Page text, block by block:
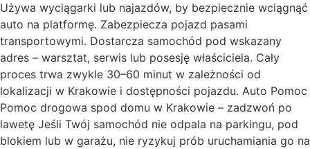
Używa wyciągarki lub najazdów, by bezpiecznie wciągnąć
auto na platformę. Zabezpiecza pojazd pasami
transportowymi. Dostarcza samochód pod wskazany
adres – warsztat, serwis lub posesję właściciela. Cały
proces trwa zwykle 30–60 minut w zależności od
lokalizacji w Krakowie i dostępności pojazdu. Auto Pomoc
Pomoc drogowa spod domu w Krakowie – zadzwoń po
lawetę Jeśli Twój samochód nie odpala na parkingu, pod
blokiem lub w garażu, nie ryzykuj prób uruchamiania go na